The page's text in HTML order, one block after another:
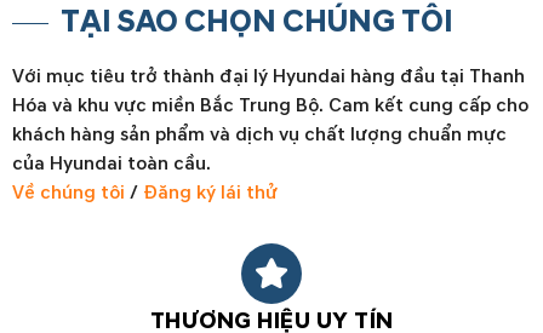
TẠI SAO CHỌN CHÚNG TÔI
Với mục tiêu trở thành đại lý Hyundai hàng đầu tại Thanh
Hóa và khu vực miền Bắc Trung Bộ. Cam kết cung cấp cho
khách hàng sản phẩm và dịch vụ chất lượng chuẩn mực
của Hyundai toàn cầu.
Về chúng tôi / Đăng ký lái thử
THƯƠNG HIỆU UY TÍN